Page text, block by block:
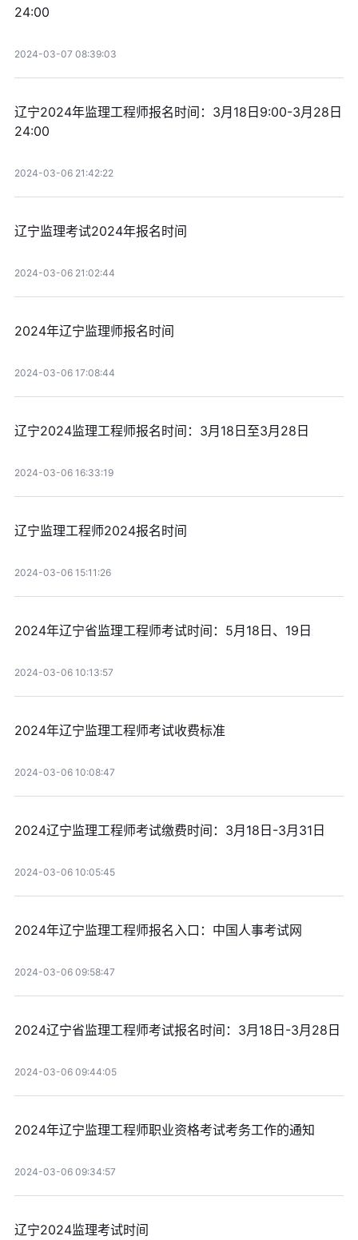
24:00
2024-03-07 08:39:03
辽宁2024年监理工程师报名时间：3月18日9:00-3月28日
24:00
2024-03-06 21:42:22
辽宁监理考试2024年报名时间
2024-03-06 21:02:44
2024年辽宁监理师报名时间
2024-03-06 17:08:44
辽宁2024监理工程师报名时间：3月18日至3月28日
2024-03-06 16:33:19
辽宁监理工程师2024报名时间
2024-03-06 15:11:26
2024年辽宁省监理工程师考试时间：5月18日、19日
2024-03-06 10:13:57
2024年辽宁监理工程师考试收费标准
2024-03-06 10:08:47
2024辽宁监理工程师考试缴费时间：3月18日-3月31日
2024-03-06 10:05:45
2024年辽宁监理工程师报名入口：中国人事考试网
2024-03-06 09:58:47
2024辽宁省监理工程师考试报名时间：3月18日-3月28日
2024-03-06 09:44:05
2024年辽宁监理工程师职业资格考试考务工作的通知
2024-03-06 09:34:57
辽宁2024监理考试时间